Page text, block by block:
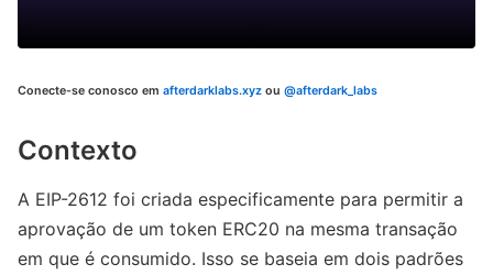
Conecte-se conosco em afterdarklabs.xyz ou @afterdark_labs
Contexto
A EIP-2612 foi criada especificamente para permitir a
aprovação de um token ERC20 na mesma transação
em que é consumido. Isso se baseia em dois padrões